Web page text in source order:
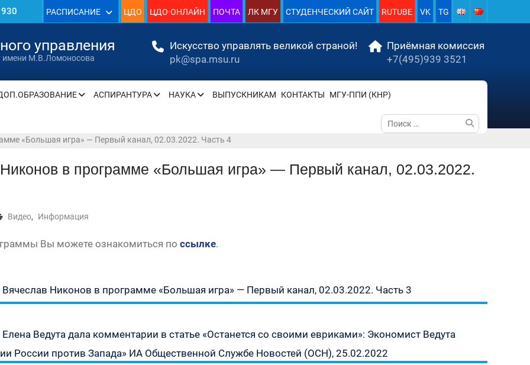
—
—
—
РАСПИСАНИЕ ЦДО ЦДО·ОНЛАЙН ПОЧТА ЛК МГУ СТУДЕНЧЕСКИЙ САЙТ RUTUBE VK TG
управления
имени М.В.Ломоносова
Искусство управлять великой страной!
pk@spa.msu.ru
Приёмная комиссия
+7(495)939 3521
АСПИРАНТУРА НАУКА ВЫПУСКНИКАМ КОНТАКТЫ МГУ-ППИ (КНР)
Поиск
по:
«Большая игра» — Первый канал, 02.03.2022. Часть 4
в программе «Большая игра» — Первый канал, 02.03.2022.
Видео, Информация
Вы можете ознакомиться по ссылке.
запись:
Вячеслав Никонов в программе «Большая игра» — Первый канал, 02.03.2022. Часть 3
запись:
Елена Ведута дала комментарии в статье «Останется со своими евриками»: Экономист Ведута
России против Запада» ИА Общественной Службе Новостей (ОСН), 25.02.2022